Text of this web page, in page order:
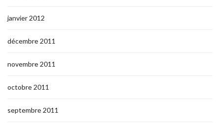
janvier 2012
décembre 2011
novembre 2011
octobre 2011
septembre 2011